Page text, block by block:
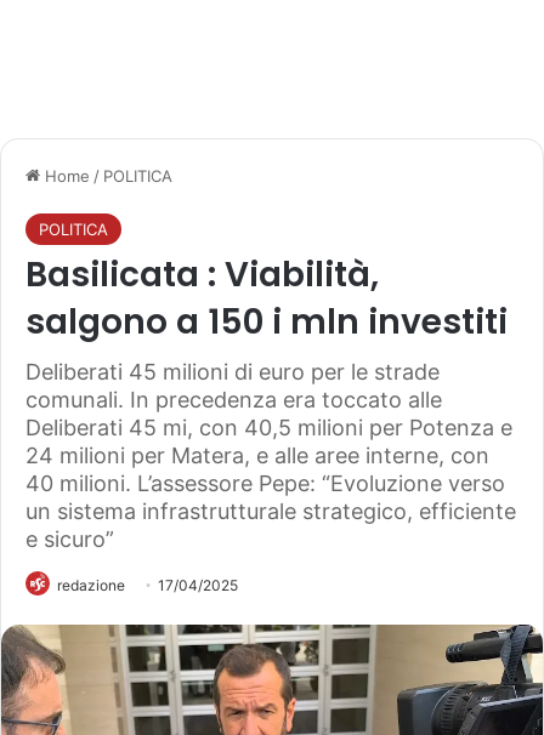
Home / POLITICA
POLITICA
Basilicata : Viabilità,
salgono a 150 i mln investiti
Deliberati 45 milioni di euro per le strade
comunali. In precedenza era toccato alle
Deliberati 45 mi, con 40,5 milioni per Potenza e
24 milioni per Matera, e alle aree interne, con
40 milioni. L’assessore Pepe: “Evoluzione verso
un sistema infrastrutturale strategico, efficiente
e sicuro”
redazione 17/04/2025